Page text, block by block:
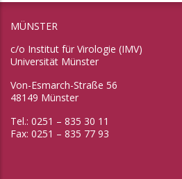
MÜNSTER
c/o Institut für Virologie (IMV)
Universität Münster
Von-Esmarch-Straße 56
48149 Münster
Tel.: 0251 – 835 30 11
Fax: 0251 – 835 77 93